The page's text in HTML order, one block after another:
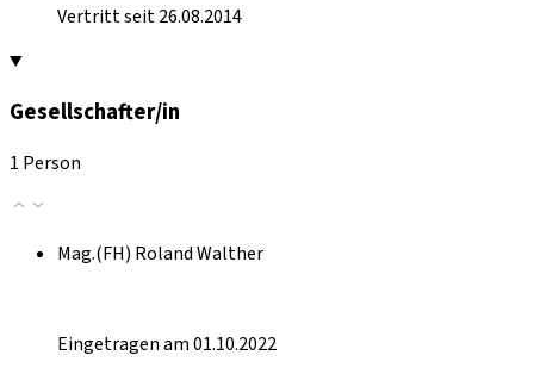
Vertritt seit 26.08.2014
Gesellschafter/in
1 Person
Mag.(FH) Roland Walther
Eingetragen am 01.10.2022